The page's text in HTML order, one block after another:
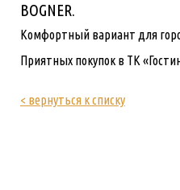
BOGNER.
Комфортный вариант для
Приятных покупок в ТК
< вернуться к списку